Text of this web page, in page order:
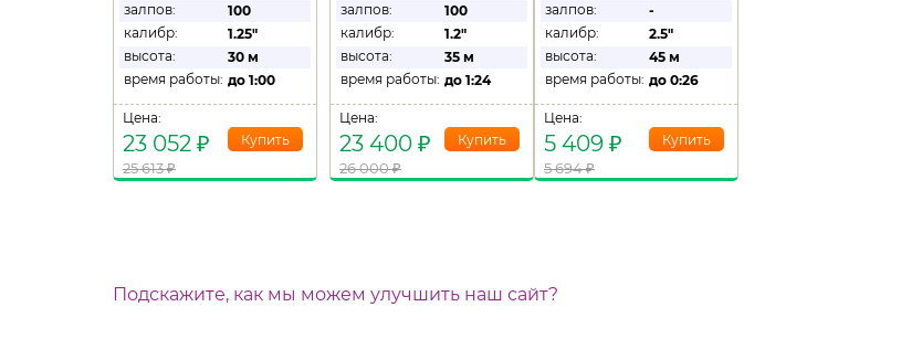
залпов:
100
калибр:
1.25"
высота:
30 м
время работы: до 1:00
Цена:
23 052 ₽
25 613₽
залпов:
100
калибр:
1.2"
высота:
35 м
время работы: до 1:24
Цена:
23 400 ₽
26 000₽
залпов:
-
калибр:
2.5"
высота:
45 м
время работы: до 0:26
Цена:
5 409 ₽
5 694₽
Подскажите, как мы можем улучшить наш сайт?